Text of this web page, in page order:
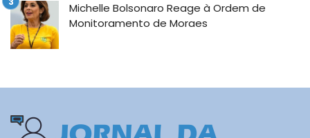
Michelle Bolsonaro Reage à Ordem de
Monitoramento de Moraes